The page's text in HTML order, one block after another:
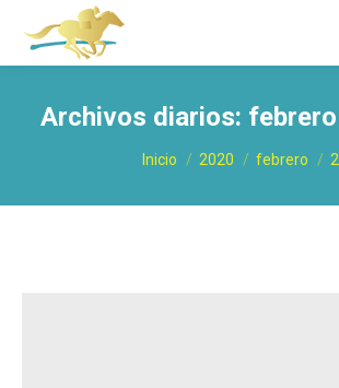
Archivos diarios:
Estás aquí:
Inicio 2020 febrero